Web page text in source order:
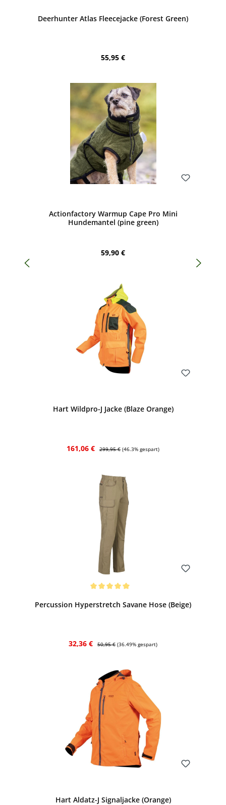
Deerhunter Atlas Fleecejacke (Forest Green)
Regulärer Preis:
55,95 €
Actionfactory Warmup Cape Pro Mini
Hundemantel (pine green)
Regulärer Preis:
59,90 €
Hart Wildpro-J Jacke (Blaze Orange)
Verkaufspreis:
161,06 € 299,95 € (46.3% gespart)
Percussion Hyperstretch Savane Hose (Beige)
Verkaufspreis:
32,36 € Regulärer Preis:
50,95 € (36.49% gespart)
Hart Aldatz-J Signaljacke (Orange)